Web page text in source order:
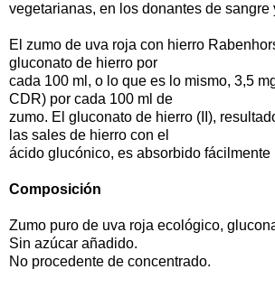
vegetarianas, en los donantes de sangre
El zumo de uva roja con hierro
gluconato de hierro por
cada 100 ml, o lo que es lo mismo, 3,5
CDR) por cada 100 ml de
zumo. El gluconato de hierro (II),
las sales de hierro con el
ácido glucónico, es absorbido fácilmente
Composición
Zumo puro de uva roja ecológico,
Sin azúcar añadido.
No procedente de concentrado.